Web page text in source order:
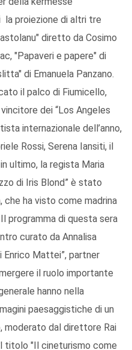
la proiezione di altri tre
diretto da Cosimo
"Papaveri e papere" di
di Emanuela Panzano.
il palco di Fiumicello,
dei “Los Angeles
internazionale dell’anno,
Rossi, Serena Iansiti, il
ultimo, la regista Maria
di Iris Blond” è stato
ha visto come madrina
programma di questa sera
curato da Annalisa
Enrico Mattei”, partner
il ruolo importante
hanno nella
paesaggistiche di un
moderato dal direttore Rai
titolo "Il cineturismo come